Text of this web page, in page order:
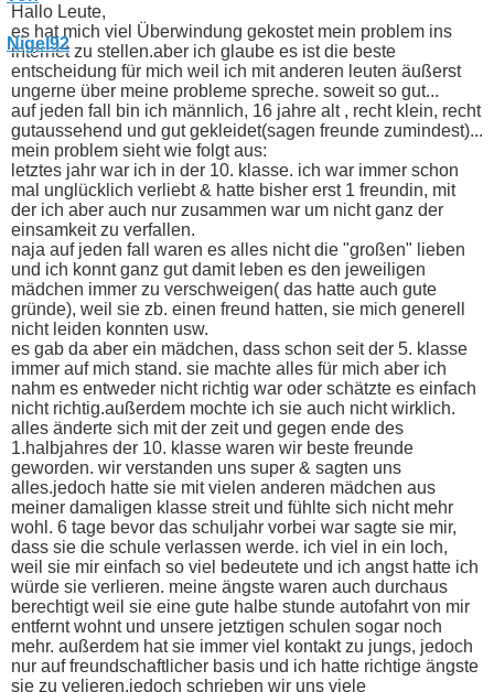
Hallo Leute,
es hat mich viel Überwindung gekostet mein problem ins
internet zu stellen.aber ich glaube es ist die beste
entscheidung für mich weil ich mit anderen leuten äußerst
ungerne über meine probleme spreche. soweit so gut...
auf jeden fall bin ich männlich, 16 jahre alt , recht klein, recht
gutaussehend und gut gekleidet(sagen freunde zumindest)...
mein problem sieht wie folgt aus:
letztes jahr war ich in der 10. klasse. ich war immer schon
mal unglücklich verliebt & hatte bisher erst 1 freundin, mit
der ich aber auch nur zusammen war um nicht ganz der
einsamkeit zu verfallen.
naja auf jeden fall waren es alles nicht die "großen" lieben
und ich konnt ganz gut damit leben es den jeweiligen
mädchen immer zu verschweigen( das hatte auch gute
gründe), weil sie zb. einen freund hatten, sie mich generell
nicht leiden konnten usw.
es gab da aber ein mädchen, dass schon seit der 5. klasse
immer auf mich stand. sie machte alles für mich aber ich
nahm es entweder nicht richtig war oder schätzte es einfach
nicht richtig.außerdem mochte ich sie auch nicht wirklich.
alles änderte sich mit der zeit und gegen ende des
1.halbjahres der 10. klasse waren wir beste freunde
geworden. wir verstanden uns super & sagten uns
alles.jedoch hatte sie mit vielen anderen mädchen aus
meiner damaligen klasse streit und fühlte sich nicht mehr
wohl. 6 tage bevor das schuljahr vorbei war sagte sie mir,
dass sie die schule verlassen werde. ich viel in ein loch,
weil sie mir einfach so viel bedeutete und ich angst hatte ich
würde sie verlieren. meine ängste waren auch durchaus
berechtigt weil sie eine gute halbe stunde autofahrt von mir
entfernt wohnt und unsere jetztigen schulen sogar noch
mehr. außerdem hat sie immer viel kontakt zu jungs, jedoch
nur auf freundschaftlicher basis und ich hatte richtige ängste
sie zu velieren.jedoch schrieben wir uns viele